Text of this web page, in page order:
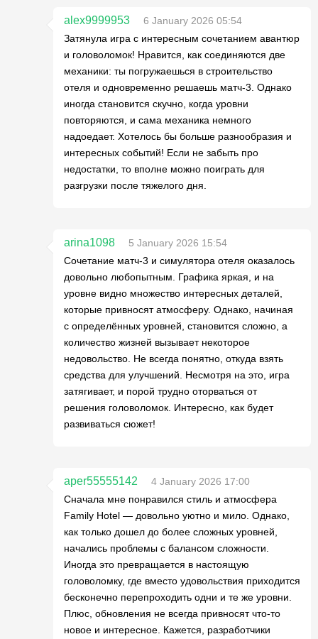
alex9999953
6 January 2026 05:54
Затянула игра с интересным сочетанием авантюр
и головоломок! Нравится, как соединяются две
механики: ты погружаешься в строительство
отеля и одновременно решаешь матч-3. Однако
иногда становится скучно, когда уровни
повторяются, и сама механика немного
надоедает. Хотелось бы больше разнообразия и
интересных событий! Если не забыть про
недостатки, то вполне можно поиграть для
разгрузки после тяжелого дня.
arina1098
5 January 2026 15:54
Сочетание матч-3 и симулятора отеля оказалось
довольно любопытным. Графика яркая, и на
уровне видно множество интересных деталей,
которые привносят атмосферу. Однако, начиная
с определённых уровней, становится сложно, а
количество жизней вызывает некоторое
недовольство. Не всегда понятно, откуда взять
средства для улучшений. Несмотря на это, игра
затягивает, и порой трудно оторваться от
решения головоломок. Интересно, как будет
развиваться сюжет!
aper55555142
4 January 2026 17:00
Сначала мне понравился стиль и атмосфера
Family Hotel — довольно уютно и мило. Однако,
как только дошел до более сложных уровней,
начались проблемы с балансом сложности.
Иногда это превращается в настоящую
головоломку, где вместо удовольствия приходится
бесконечно перепроходить одни и те же уровни.
Плюс, обновления не всегда привносят что-то
новое и интересное. Кажется, разработчики